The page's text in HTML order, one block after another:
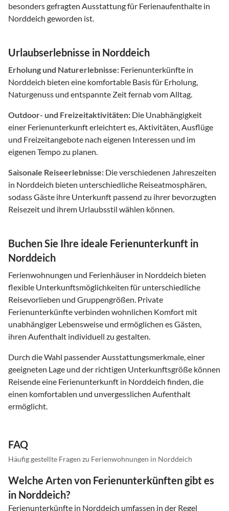
besonders gefragten Ausstattung für Ferienaufenthalte in
Norddeich geworden ist.
Urlaubserlebnisse in Norddeich
Erholung und Naturerlebnisse: Ferienunterkünfte in
Norddeich bieten eine komfortable Basis für Erholung,
Naturgenuss und entspannte Zeit fernab vom Alltag.
Outdoor- und Freizeitaktivitäten: Die Unabhängigkeit
einer Ferienunterkunft erleichtert es, Aktivitäten, Ausflüge
und Freizeitangebote nach eigenen Interessen und im
eigenen Tempo zu planen.
Saisonale Reiseerlebnisse: Die verschiedenen Jahreszeiten
in Norddeich bieten unterschiedliche Reiseatmosphären,
sodass Gäste ihre Unterkunft passend zu ihrer bevorzugten
Reisezeit und ihrem Urlaubsstil wählen können.
Buchen Sie Ihre ideale Ferienunterkunft in
Norddeich
Ferienwohnungen und Ferienhäuser in Norddeich bieten
flexible Unterkunftsmöglichkeiten für unterschiedliche
Reisevorlieben und Gruppengrößen. Private
Ferienunterkünfte verbinden wohnlichen Komfort mit
unabhängiger Lebensweise und ermöglichen es Gästen,
ihren Aufenthalt individuell zu gestalten.
Durch die Wahl passender Ausstattungsmerkmale, einer
geeigneten Lage und der richtigen Unterkunftsgröße können
Reisende eine Ferienunterkunft in Norddeich finden, die
einen komfortablen und unvergesslichen Aufenthalt
ermöglicht.
FAQ
Häufig gestellte Fragen zu Ferienwohnungen in Norddeich
Welche Arten von Ferienunterkünften gibt es
in Norddeich?
Ferienunterkünfte in Norddeich umfassen in der Regel